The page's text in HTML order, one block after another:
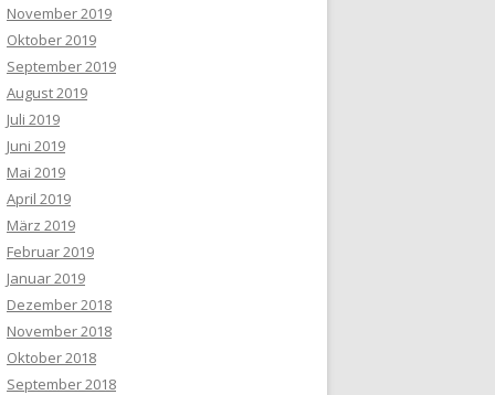
November 2019
Oktober 2019
September 2019
August 2019
Juli 2019
Juni 2019
Mai 2019
April 2019
März 2019
Februar 2019
Januar 2019
Dezember 2018
November 2018
Oktober 2018
September 2018